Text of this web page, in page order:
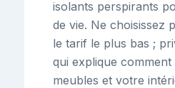
isolants perspirants
de vie. Ne choisissez
le tarif le plus bas ;
qui explique
meubles et votre